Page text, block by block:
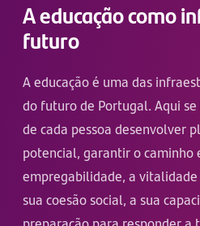
A educação como
futuro
A educação é uma das
do futuro de Portugal. Aqui
de cada pessoa desenvolver
potencial, garantir o caminho
empregabilidade, a
sua coesão social, a sua